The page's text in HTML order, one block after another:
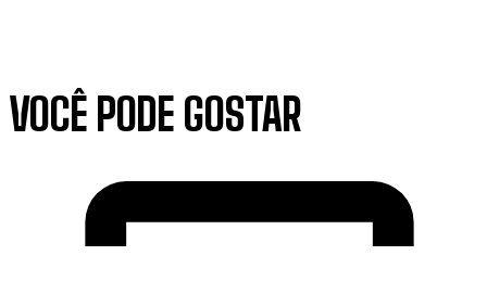
VOCÊ PODE GOSTAR